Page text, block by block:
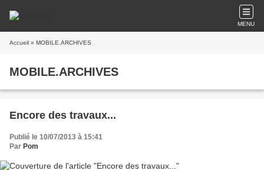
MENU
Accueil » MOBILE.ARCHIVES
MOBILE.ARCHIVES
Encore des travaux...
Publié le 10/07/2013 à 15:41
Par Pom